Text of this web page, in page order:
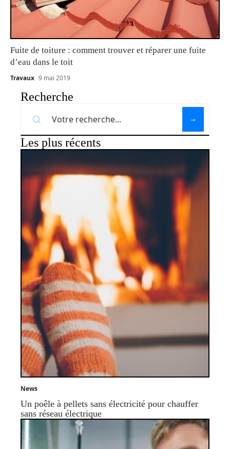
Fuite de toiture : comment trouver et réparer une fuite
d’eau dans le toit
Travaux 9 mai 2019
Recherche
Les plus récents
News
Un poêle à pellets sans électricité pour chauffer
sans réseau électrique